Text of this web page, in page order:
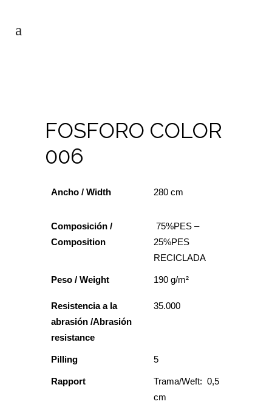
FOSFORO COLOR
006
Ancho / Width 280 cm
Composición /
Composition
75%PES –
25%PES
RECICLADA
Peso / Weight 190 g/m²
Resistencia a la
abrasión /Abrasión
resistance
35.000
Pilling 5
Rapport
Trama/Weft: 0,5
cm